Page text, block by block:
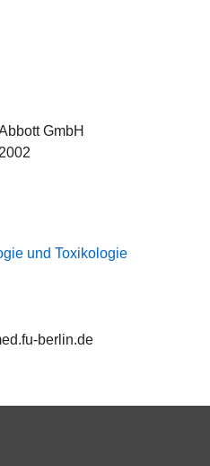
GmbH
und Toxikologie
berlin.de